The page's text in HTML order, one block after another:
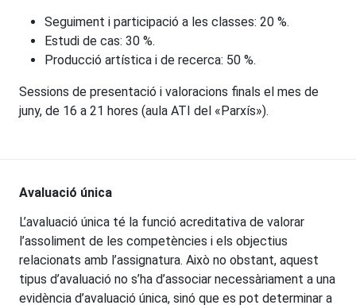
Seguiment i participació a les classes: 20 %.
Estudi de cas: 30 %.
Producció artística i de recerca: 50 %.
Sessions de presentació i valoracions finals el mes de
juny, de 16 a 21 hores (aula ATI del «Parxís»).
Avaluació única
L’avaluació única té la funció acreditativa de valorar
l’assoliment de les competències i els objectius
relacionats amb l’assignatura. Això no obstant, aquest
tipus d’avaluació no s’ha d’associar necessàriament a una
evidència d’avaluació única, sinó que es pot determinar a